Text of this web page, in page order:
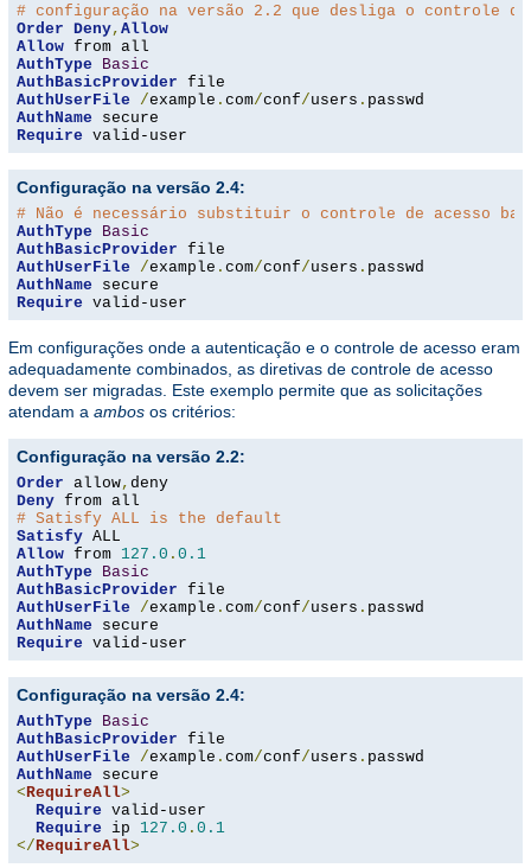
# configuração na versão 2.2 que desliga o controle de
Order Deny, Allow
Allow
AuthType
Basic
AuthBasicProvider
AuthUserFile
/example . com/conf/users .
AuthName
Require valid-user
Configuração na versão 2.4:
# Não é necessário substituir o controle de acesso
AuthType
Basic
AuthBasicProvider
AuthUserFile
/example . com/conf/users .
AuthName
Require valid-user
Em configurações onde a autenticação e o controle de acesso eram
adequadamente combinados, as diretivas de controle de acesso
devem ser migradas. Este exemplo permite que as solicitações
atendam a ambos os critérios:
Configuração na versão 2.2:
Order allow,
Deny
# Satisfy ALL is the default
Satisfy
Allow from 127.0 . 0.1
AuthType
Basic
AuthBasicProvider
AuthUserFile
/example . com/conf/users .
AuthName
Require valid-user
Configuração na versão 2.4:
AuthType
Basic
AuthBasicProvider
AuthUserFile
/example . com/conf/users .
AuthName
<RequireAll>
Require valid-user
Require ip 127.0 . 0.1
</RequireAll>